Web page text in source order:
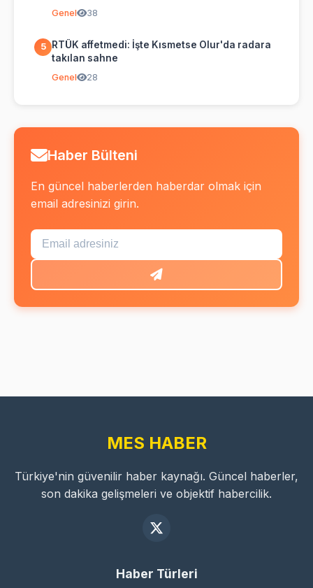
Genel 38
5
RTÜK affetmedi: İşte Kısmetse Olur'da radara
takılan sahne
Genel 28
Haber Bülteni
En güncel haberlerden haberdar olmak için
email adresinizi girin.
MES HABER
Türkiye'nin güvenilir haber kaynağı. Güncel haberler,
son dakika gelişmeleri ve objektif habercilik.
Haber Türleri